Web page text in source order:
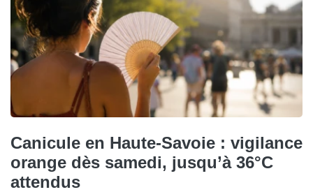
Canicule en Haute-Savoie : vigilance
orange dès samedi, jusqu’à 36°C
attendus